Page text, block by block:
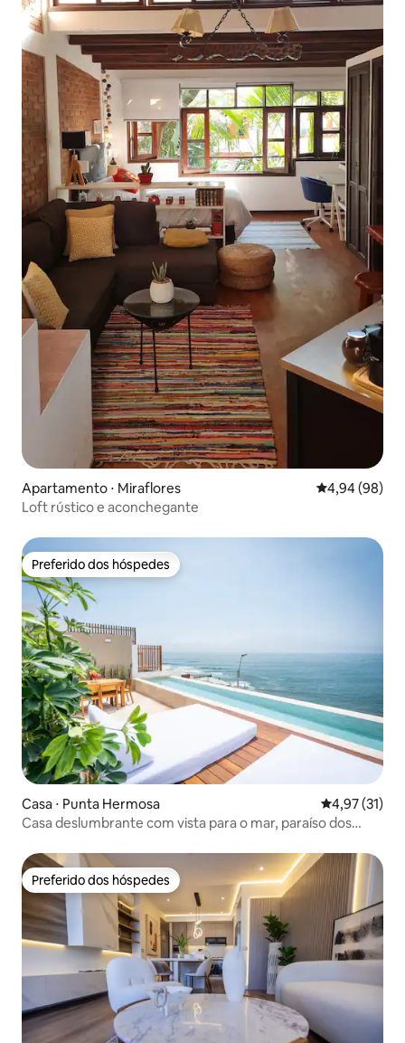
Apartamento ⋅ Miraflores 4,94 de uma
4,94 (98)
Loft rústico e aconchegante
Preferido dos hóspedes
Preferido dos hóspedes
Casa ⋅ Punta Hermosa 4,97 de uma
4,97 (31)
Casa deslumbrante com vista para o mar, paraíso dos
Preferido dos hóspedes
Preferido dos hóspedes